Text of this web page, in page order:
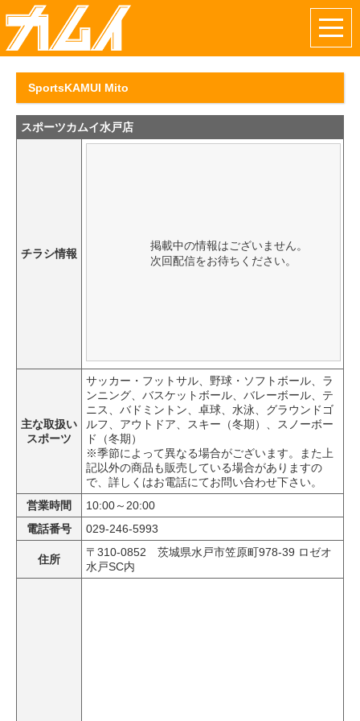
SportsKAMUI Mito
スポーツカムイ水戸店
チラシ情報
主な取扱い
スポーツ
サッカー・フットサル、野球・ソフトボール、ラ
ンニング、バスケットボール、バレーボール、テ
ニス、バドミントン、卓球、水泳、グラウンドゴ
ルフ、アウトドア、スキー（冬期）、スノーボー
ド（冬期）
※季節によって異なる場合がございます。また上
記以外の商品も販売している場合がありますの
で、詳しくはお電話にてお問い合わせ下さい。
営業時間
10:00～20:00
電話番号
029-246-5993
住所
〒310-0852 茨城県水戸市笠原町978-39 ロゼオ
水戸SC内